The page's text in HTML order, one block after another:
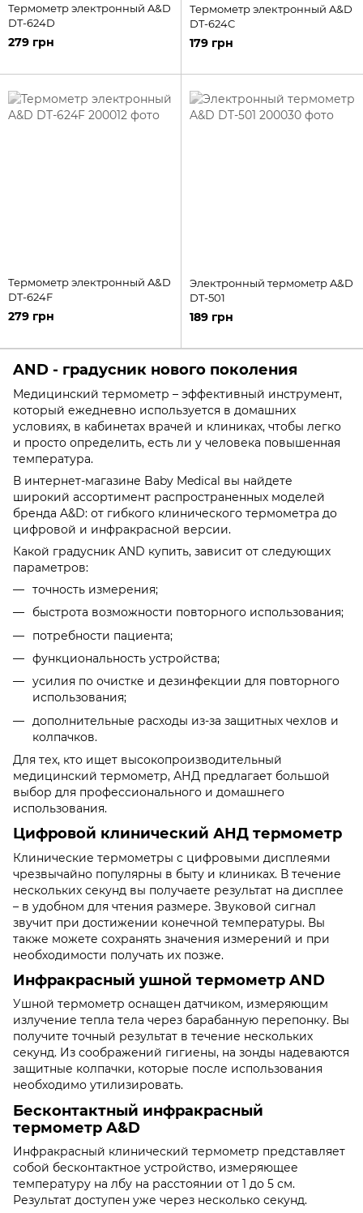
Термометр электронный A&D
DT-624D
279 грн
Термометр электронный A&D
DT-624C
179 грн
Термометр электронный A&D
DT-624F
279 грн
Электронный термометр A&D
DT-501
189 грн
AND - градусник нового поколения
Медицинский термометр – эффективный инструмент,
который ежедневно используется в домашних
условиях, в кабинетах врачей и клиниках, чтобы легко
и просто определить, есть ли у человека повышенная
температура.
В интернет-магазине Baby Medical вы найдете
широкий ассортимент распространенных моделей
бренда A&D: от гибкого клинического термометра до
цифровой и инфракрасной версии.
Какой градусник AND купить, зависит от следующих
параметров:
точность измерения;
быстрота возможности повторного использования;
потребности пациента;
функциональность устройства;
усилия по очистке и дезинфекции для повторного
использования;
дополнительные расходы из-за защитных чехлов и
колпачков.
Для тех, кто ищет высокопроизводительный
медицинский термометр, АНД предлагает большой
выбор для профессионального и домашнего
использования.
Цифровой клинический АНД термометр
Клинические термометры с цифровыми дисплеями
чрезвычайно популярны в быту и клиниках. В течение
нескольких секунд вы получаете результат на дисплее
– в удобном для чтения размере. Звуковой сигнал
звучит при достижении конечной температуры. Вы
также можете сохранять значения измерений и при
необходимости получать их позже.
Инфракрасный ушной термометр AND
Ушной термометр оснащен датчиком, измеряющим
излучение тепла тела через барабанную перепонку. Вы
получите точный результат в течение нескольких
секунд. Из соображений гигиены, на зонды надеваются
защитные колпачки, которые после использования
необходимо утилизировать.
Бесконтактный инфракрасный
термометр A&D
Инфракрасный клинический термометр представляет
собой бесконтактное устройство, измеряющее
температуру на лбу на расстоянии от 1 до 5 см.
Результат доступен уже через несколько секунд.